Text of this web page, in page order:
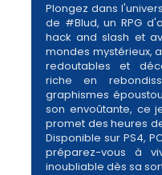
Plongez dans
de #Blud, un RPG
hack and slash et
mondes mystérieux,
redoutables et
riche en
graphismes
son envoûtante, ce
promet des heures
Disponible sur PS4,
préparez-vous à
inoubliable dès sa